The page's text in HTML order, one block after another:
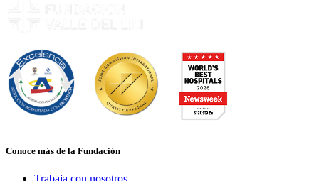
Conoce más de la Fundación